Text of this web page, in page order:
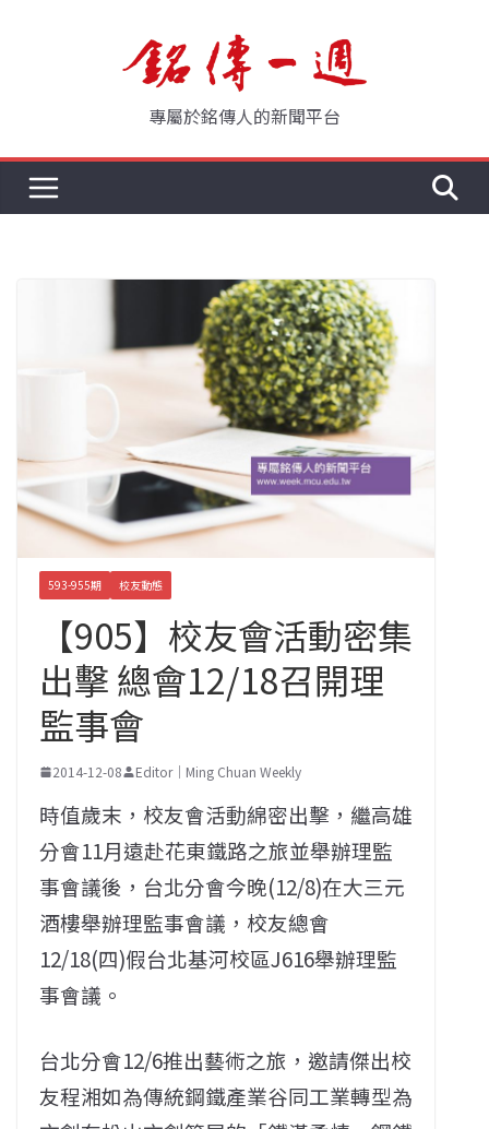
專屬於銘傳人的新聞平台
593-955期 校友動態
【905】校友會活動密集
出擊 總會12/18召開理
監事會
2014-12-08 Editor｜Ming Chuan Weekly
時值歲末，校友會活動綿密出擊，繼高雄
分會11月遠赴花東鐵路之旅並舉辦理監
事會議後，台北分會今晚(12/8)在大三元
酒樓舉辦理監事會議，校友總會
12/18(四)假台北基河校區J616舉辦理監
事會議。
台北分會12/6推出藝術之旅，邀請傑出校
友程湘如為傳統鋼鐵產業谷同工業轉型為